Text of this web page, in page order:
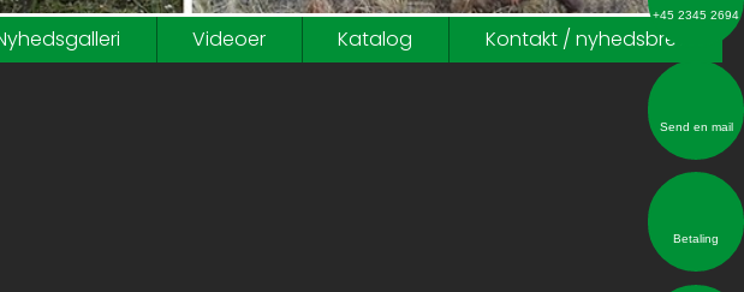
​+45 2345 2694
Send en mail
Betaling​
Videoer Katalog Kontakt / nyhedsbrev